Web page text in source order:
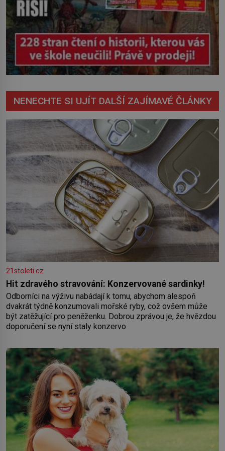
NENECHTE SI UJÍT DALŠÍ ZAJÍMAVÉ ČLÁNKY
21stoleti.cz
Hit zdravého stravování: Konzervované sardinky!
Odborníci na výživu nabádají k tomu, abychom alespoň
dvakrát týdně konzumovali mořské ryby, což ovšem může
být zatěžující pro peněženku. Dobrou zprávou je, že hvězdou
doporučení se nyní staly konzervo